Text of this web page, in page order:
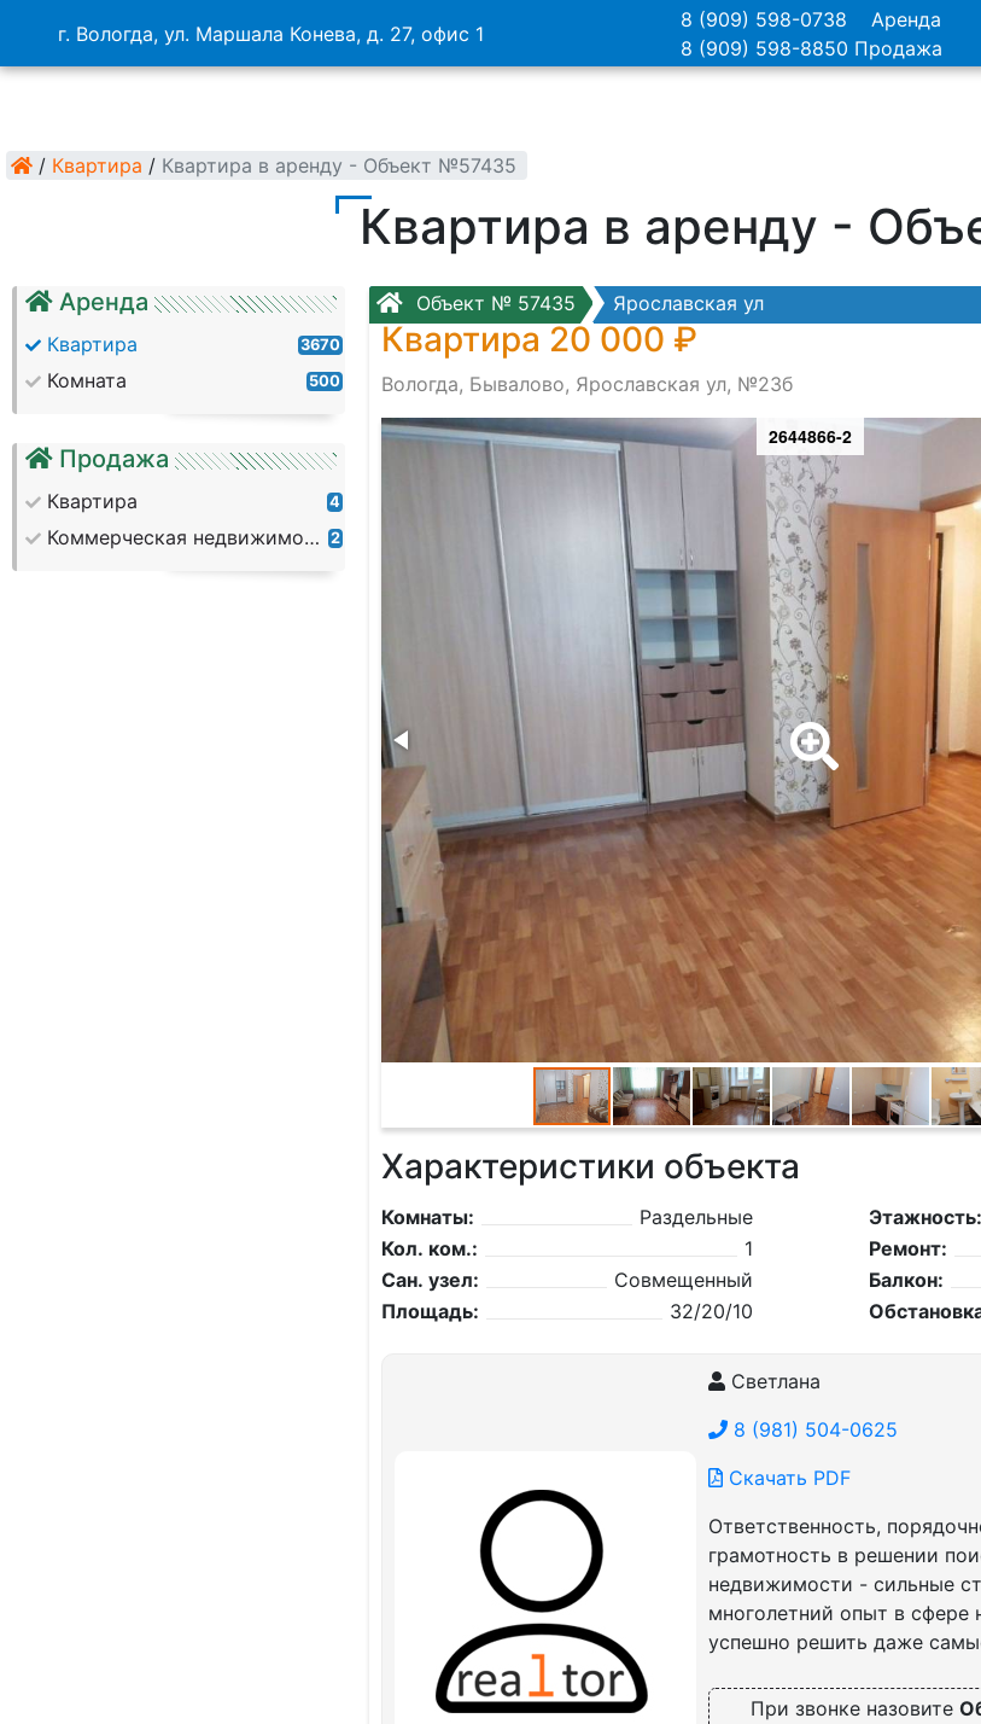
г. Вологда, ул. Маршала Конева, д. 27, офис 1
8 (909) 598-0738 Аренда
8 (909) 598-8850 Продажа
/ Квартира / Квартира в аренду - Объект №57435
Квартира в аренду -
Аренда
Квартира 3670
Комната 500
Продажа
Квартира 4
Коммерческая недвижимость 2
Объект № 57435 Ярославская ул
Квартира 20 000 ₽
Вологда, Бывалово, Ярославская ул, №23б
2644866-2
Характеристики объекта
Комнаты:
Раздельные
Кол. ком.:
1
Сан. узел:
Совмещенный
Площадь:
32/20/10
Этажность:
Ремонт:
Балкон:
Светлана
8 (981) 504-0625
Скачать PDF
Ответственность,
грамотность в решении
недвижимости - сильные
многолетний опыт в сфере
успешно решить даже
При звонке назовите